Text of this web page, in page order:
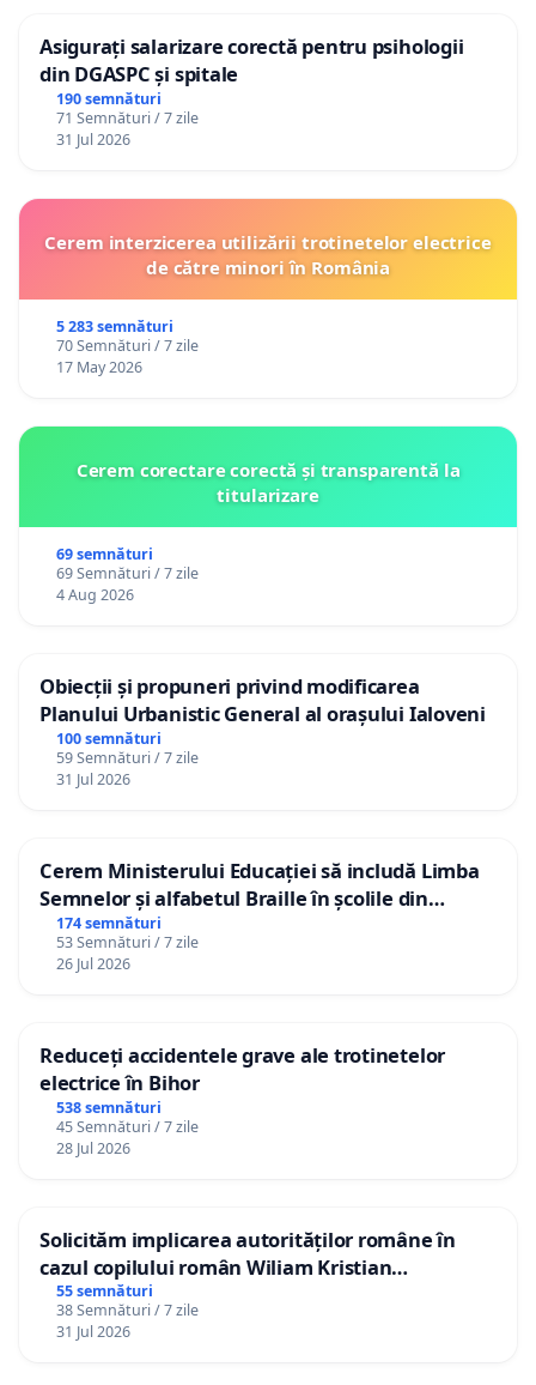
Asigurați salarizare corectă pentru psihologii
din DGASPC și spitale
190 semnături
71 Semnături / 7 zile
31 Jul 2026
Cerem interzicerea utilizării trotinetelor electrice
de către minori în România
5 283 semnături
70 Semnături / 7 zile
17 May 2026
Cerem corectare corectă și transparentă la
titularizare
69 semnături
69 Semnături / 7 zile
4 Aug 2026
Obiecții și propuneri privind modificarea
Planului Urbanistic General al orașului Ialoveni
100 semnături
59 Semnături / 7 zile
31 Jul 2026
Cerem Ministerului Educației să includă Limba
Semnelor și alfabetul Braille în școlile din
Republica Moldova!
174 semnături
53 Semnături / 7 zile
26 Jul 2026
Reduceți accidentele grave ale trotinetelor
electrice în Bihor
538 semnături
45 Semnături / 7 zile
28 Jul 2026
Solicităm implicarea autorităților române în
cazul copilului român Wiliam Kristian
Gheorghe, aflat în plasament în Danemarca de
12 ani
55 semnături
38 Semnături / 7 zile
31 Jul 2026